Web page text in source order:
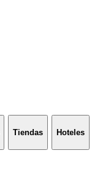
Tiendas Hoteles